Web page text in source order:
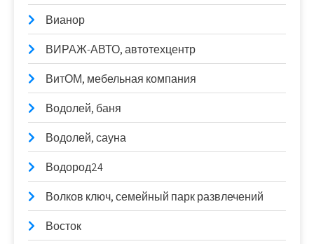
Вианор
ВИРАЖ-АВТО, автотехцентр
ВитОМ, мебельная компания
Водолей, баня
Водолей, сауна
Водород24
Волков ключ, семейный парк развлечений
Восток